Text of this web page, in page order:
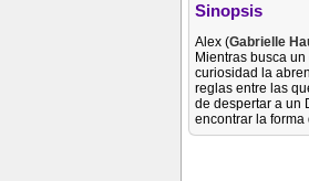
Sinopsis
Alex (Gabrielle
Mientras busca
curiosidad la
reglas entre las
de despertar a un
encontrar la